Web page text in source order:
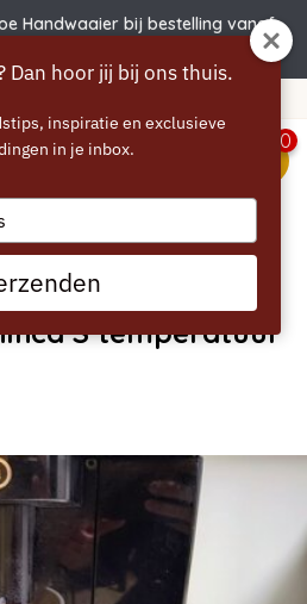
Handwaaier bij bestelling vanaf
0
S temperatuur
Dan hoor jij bij ons thuis.
inspiratie en exclusieve
in je inbox.